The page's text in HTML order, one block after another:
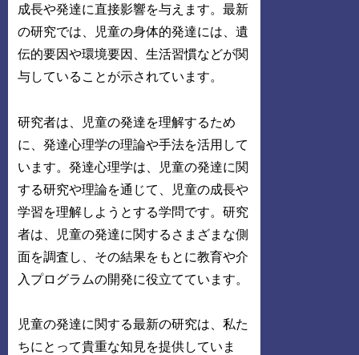
成長や発達に直接影響を与えます。最新
の研究では、児童の身体的発達には、遺
伝的要因や環境要因、生活習慣などが関
与していることが示されています。
研究者は、児童の発達を理解するため
に、発達心理学の理論や手法を活用して
います。発達心理学は、児童の発達に関
する研究や理論を通じて、児童の成長や
学習を理解しようとする学問です。研究
者は、児童の発達に関するさまざまな側
面を調査し、その結果をもとに教育や介
入プログラムの開発に役立てています。
児童の発達に関する最新の研究は、私た
ちにとって貴重な知見を提供していま